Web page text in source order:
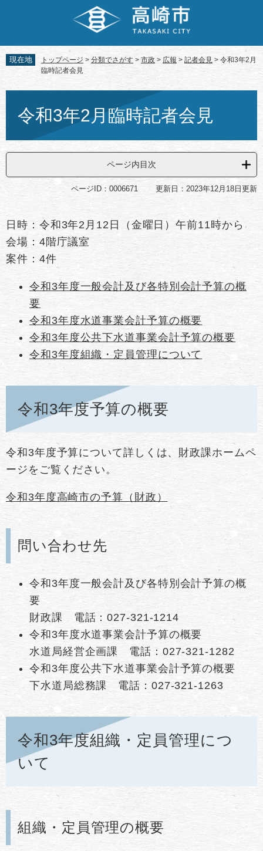
先
頭
す。
を
飛
し
へ
現在地 トップページ > 分類でさがす > 市政 > 広報 > 記者会見 > 令和3年2月
臨時記者会見
令和3年2月臨時記者会見
ページ内目次
ページID：0006671 更新日：2023年12月18日更新
日時：令和3年2月12日（金曜日）午前11時から
会場：4階庁議室
案件：4件
令和3年度一般会計及び各特別会計予算の概
要
令和3年度水道事業会計予算の概要
令和3年度公共下水道事業会計予算の概要
令和3年度組織・定員管理について
令和3年度予算の概要
令和3年度予算について詳しくは、財政課ホームペ
ージをご覧ください。
令和3年度高崎市の予算（財政）
問い合わせ先
令和3年度一般会計及び各特別会計予算の概
要
財政課 電話：027-321-1214
令和3年度水道事業会計予算の概要
水道局経営企画課 電話：027-321-1282
令和3年度公共下水道事業会計予算の概要
下水道局総務課 電話：027-321-1263
令和3年度組織・定員管理につ
いて
組織・定員管理の概要